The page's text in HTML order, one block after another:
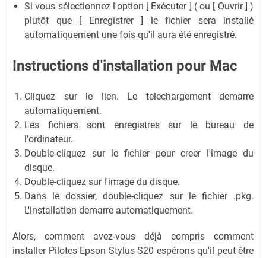
Si vous sélectionnez l'option [ Exécuter ] ( ou [ Ouvrir ] )
plutôt que [ Enregistrer ] le fichier sera installé
automatiquement une fois qu'il aura été enregistré.
Instructions d'installation pour Mac
Cliquez sur le lien. Le telechargement demarre
automatiquement.
Les fichiers sont enregistres sur le bureau de
l'ordinateur.
Double-cliquez sur le fichier pour creer l'image du
disque.
Double-cliquez sur l'image du disque.
Dans le dossier, double-cliquez sur le fichier .pkg.
L'installation demarre automatiquement.
Alors, comment avez-vous déjà compris comment
installer Pilotes Epson Stylus S20 espérons qu'il peut être